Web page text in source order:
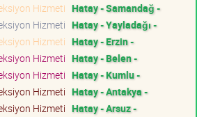
Hizmeti Hatay - Samandağ -
Hizmeti Hatay - Yayladağı -
Hizmeti Hatay - Erzin -
Hizmeti Hatay - Belen -
Hizmeti Hatay - Kumlu -
Hizmeti Hatay - Antakya -
Hizmeti Hatay - Arsuz -